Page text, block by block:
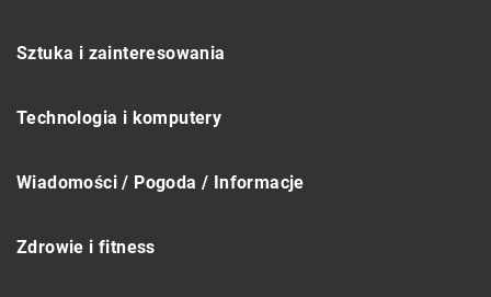
Sztuka i zainteresowania
Technologia i komputery
Wiadomości / Pogoda / Informacje
Zdrowie i fitness